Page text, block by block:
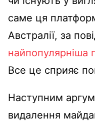
саме ця
Австралії, за
найпопулярніша
Все це сприяє
Наступним
видалення